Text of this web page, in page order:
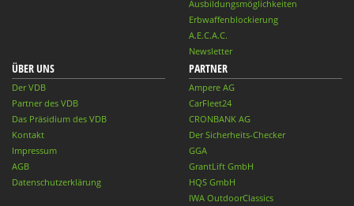
Ausbildungsmöglichkeiten
Erbwaffenblockierung
A.E.C.A.C.
Newsletter
ÜBER UNS
Der VDB
Partner des VDB
Das Präsidium des VDB
Kontakt
Impressum
AGB
Datenschutzerklärung
PARTNER
Ampere AG
CarFleet24
CRONBANK AG
Der Sicherheits-Checker
GGA
GrantLift GmbH
HQS GmbH
IWA OutdoorClassics